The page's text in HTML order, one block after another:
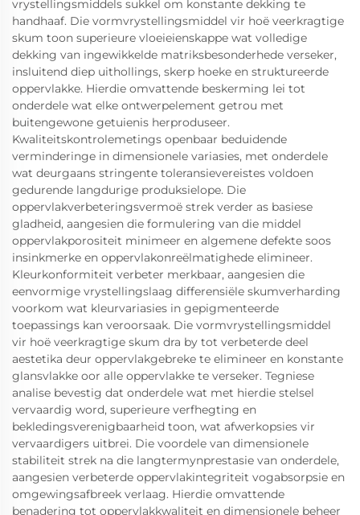
vrystellingsmiddels sukkel om konstante dekking te
handhaaf. Die vormvrystellingsmiddel vir hoë veerkragtige
skum toon superieure vloeieienskappe wat volledige
dekking van ingewikkelde matriksbesonderhede verseker,
insluitend diep uithollings, skerp hoeke en struktureerde
oppervlakke. Hierdie omvattende beskerming lei tot
onderdele wat elke ontwerpelement getrou met
buitengewone getuienis herproduseer.
Kwaliteitskontrolemetings openbaar beduidende
verminderinge in dimensionele variasies, met onderdele
wat deurgaans stringente toleransievereistes voldoen
gedurende langdurige produksielope. Die
oppervlakverbeteringsvermoë strek verder as basiese
gladheid, aangesien die formulering van die middel
oppervlakporositeit minimeer en algemene defekte soos
insinkmerke en oppervlakonreëlmatighede elimineer.
Kleurkonformiteit verbeter merkbaar, aangesien die
eenvormige vrystellingslaag differensiële skumverharding
voorkom wat kleurvariasies in gepigmenteerde
toepassings kan veroorsaak. Die vormvrystellingsmiddel
vir hoë veerkragtige skum dra by tot verbeterde deel
aestetika deur oppervlakgebreke te elimineer en konstante
glansvlakke oor alle oppervlakke te verseker. Tegniese
analise bevestig dat onderdele wat met hierdie stelsel
vervaardig word, superieure verfhegting en
bekledingsverenigbaarheid toon, wat afwerkopsies vir
vervaardigers uitbrei. Die voordele van dimensionele
stabiliteit strek na die langtermynprestasie van onderdele,
aangesien verbeterde oppervlakintegriteit vogabsorpsie en
omgewingsafbreek verlaag. Hierdie omvattende
benadering tot oppervlakkwaliteit en dimensionele beheer